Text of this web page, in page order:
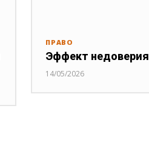
ПРАВО
Эффект недоверия
14/05/2026